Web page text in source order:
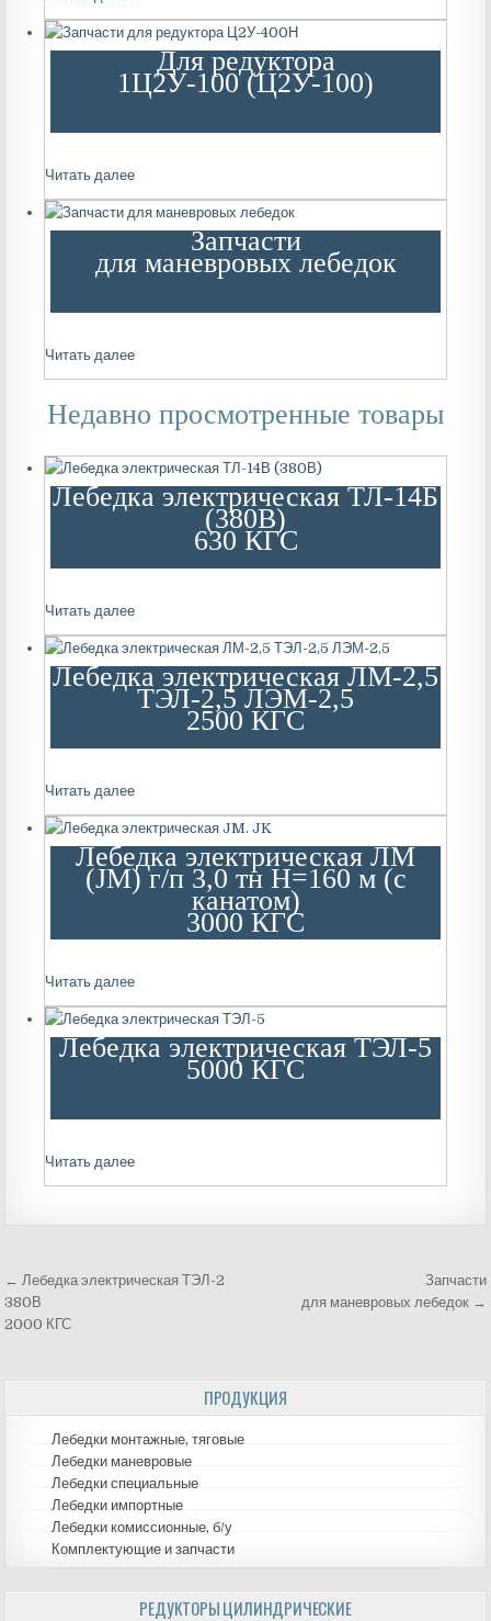
ПРОДУКЦИЯ
Лебедки монтажные, тяговые
Лебедки маневровые
Лебедки специальные
Лебедки импортные
Лебедки комиссионные, б/у
Комплектующие и запчасти
РЕДУКТОРЫ ЦИЛИНДРИЧЕСКИЕ
Для редуктора
1Ц2У-100 (Ц2У-100)
Читать далее
Запчасти
для маневровых лебедок
Читать далее
Недавно просмотренные товары
Лебедка электрическая ТЛ-14Б
(380В)
630 КГС
Читать далее
Лебедка электрическая ЛМ-2,5
ТЭЛ-2,5 ЛЭМ-2,5
2500 КГС
Читать далее
Лебедка электрическая ЛМ
(JM) г/п 3,0 тн Н=160 м (с
канатом)
3000 КГС
Читать далее
Лебедка электрическая ТЭЛ-5
5000 КГС
Читать далее
Навигация
по
записям
← Лебедка электрическая ТЭЛ-2
380В
2000 КГС
Запчасти
для маневровых лебедок →